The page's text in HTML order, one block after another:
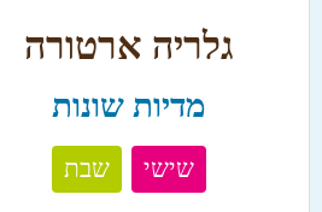
גלריה ארטורה
מדיות שונות
שישי שבת